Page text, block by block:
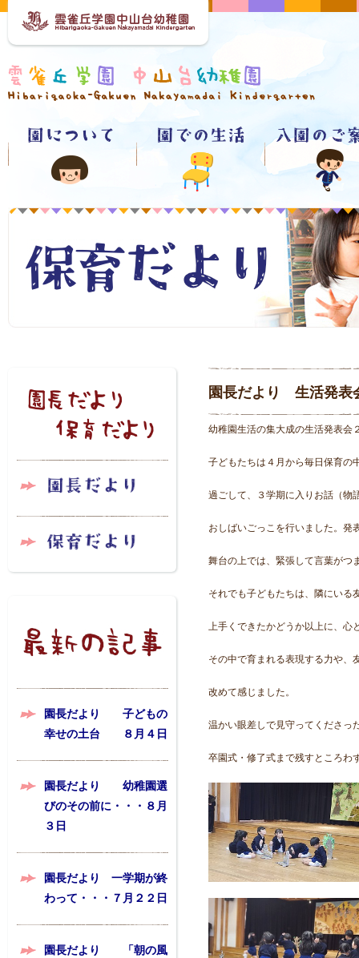
園長だより 子どもの
幸せの土台 ８月４日
園長だより 幼稚園選
びのその前に・・・８月
３日
園長だより 一学期が終
わって・・・７月２２日
園長だより 「朝の風
園長だより 生活発表
幼稚園生活の集大成の生活発表会
子どもたちは４月から毎日保育の
過ごして、３学期に入りお話（物
おしばいごっこを行いました。発
舞台の上では、緊張して言葉がつ
それでも子どもたちは、隣にいる
上手くできたかどうか以上に、心
その中で育まれる表現する力や、
改めて感じました。
温かい眼差しで見守ってくださっ
卒園式・修了式まで残すところわ